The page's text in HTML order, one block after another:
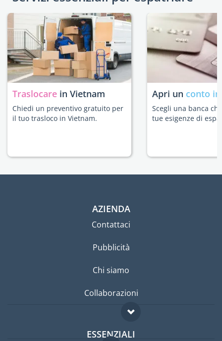
Traslocare in Vietnam
Chiedi un preventivo gratuito per
il tuo trasloco in Vietnam.
Apri un conto
Scegli una banca
tue esigenze di
AZIENDA
Contattaci
Pubblicità
Chi siamo
Collaborazioni
ESSENZIALI